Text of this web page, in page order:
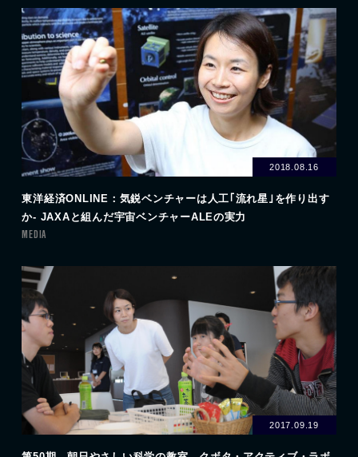
2018.08.16
東洋経済ONLINE：気鋭ベンチャーは人工｢流れ星｣を作り出す
か- JAXAと組んだ宇宙ベンチャーALEの実力
MEDIA
2017.09.19